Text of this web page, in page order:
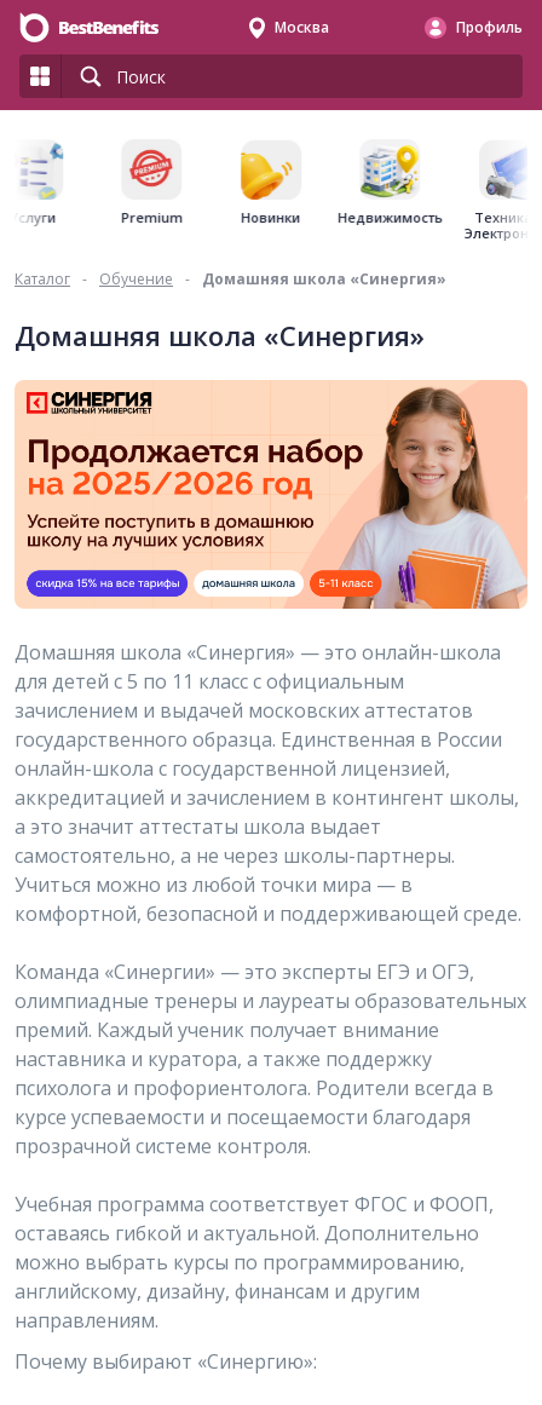
Москва Профиль
Услуги Premium Новинки Недвижимость
Техника
Каталог - Обучение - Домашняя школа «Синергия»
Домашняя школа «Синергия»
Домашняя школа «Синергия» — это онлайн-школа
для детей с 5 по 11 класс с официальным
зачислением и выдачей московских аттестатов
государственного образца. Единственная в России
онлайн-школа с государственной лицензией,
аккредитацией и зачислением в контингент школы,
а это значит аттестаты школа выдает
самостоятельно, а не через школы-партнеры.
Учиться можно из любой точки мира — в
комфортной, безопасной и поддерживающей среде.
Команда «Синергии» — это эксперты ЕГЭ и ОГЭ,
олимпиадные тренеры и лауреаты образовательных
премий. Каждый ученик получает внимание
наставника и куратора, а также поддержку
психолога и профориентолога. Родители всегда в
курсе успеваемости и посещаемости благодаря
прозрачной системе контроля.
Учебная программа соответствует ФГОС и ФООП,
оставаясь гибкой и актуальной. Дополнительно
можно выбрать курсы по программированию,
английскому, дизайну, финансам и другим
направлениям.
Почему выбирают «Синергию»: